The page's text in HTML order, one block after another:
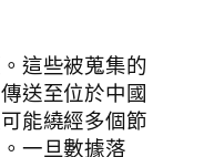
這些被蒐集的
送至位於中國
能繞經多個節
一旦數據落